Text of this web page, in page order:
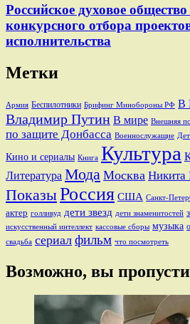
Российское духовое
конкурсного отбора
исполнительства
Метки
Армия Беспилотники Брифинг Минобороны РФ В
Владимир Путин В мире Внешняя
по защите Донбасса Военнослужащие
Кино и сериалы Книга Культура
Литература Мода Москва Никита
ПоказыРоссия США Санкт-
актер голливуд дети звезд дети знаменитостей
искусственный интеллект кассовые сборы музыка
свадьба сериал фильм что посмотреть
Возможно, вы